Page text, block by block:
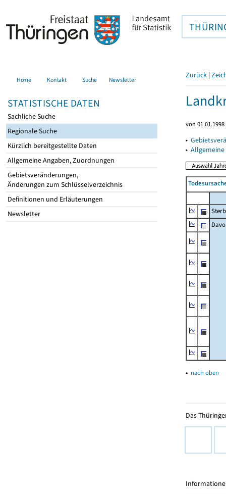
Home Kontakt Suche Newsletter
STATISTISCHE DATEN
Sachliche Suche
Regionale Suche
Kürzlich bereitgestellte Daten
Allgemeine Angaben, Zuordnungen
Gebietsveränderungen,
Änderungen zum Schlüsselverzeichnis
Definitionen und Erläuterungen
Newsletter
Zurück |
von
▸
▸
▴ nach oben
Das